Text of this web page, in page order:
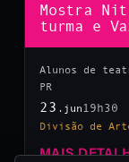
Mostra
turma e
Alunos de
PR
23 .jun 19h30
Divisão de
MAIS